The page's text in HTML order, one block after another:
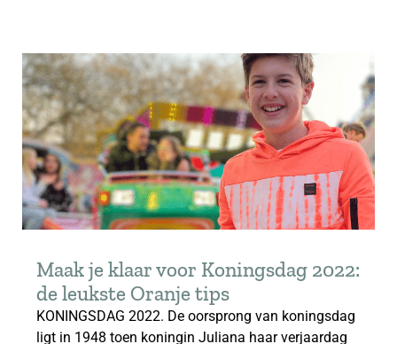
Maak je klaar voor Koningsdag 2022:
de leukste Oranje tips
KONINGSDAG 2022. De oorsprong van koningsdag
ligt in 1948 toen koningin Juliana haar verjaardag